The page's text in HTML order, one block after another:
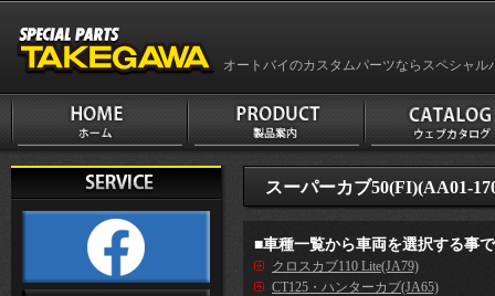
オートバイのカスタムパーツならスペシャル
スーパーカブ50(FI)(AA01-
■車種一覧から車両を選択する事
クロスカブ110 Lite(JA79)
CT125・ハンターカブ(JA65)